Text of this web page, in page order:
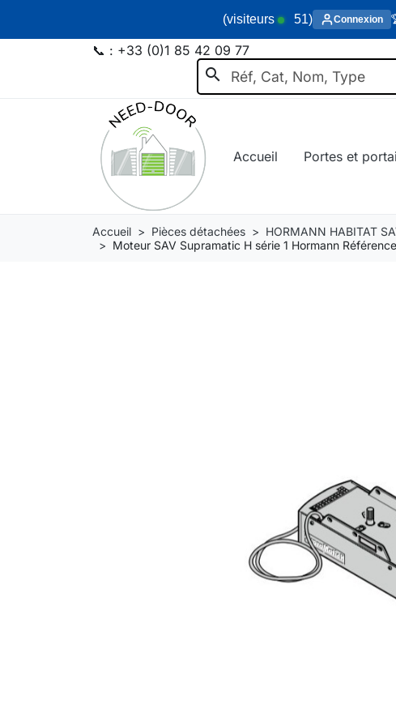
(visiteurs 51) Connexion
search
📞 : +33 (0)1 85 42 09 77
Accueil Portes et
Accueil Pièces détachées HORMANN HABITAT
Moteur SAV Supramatic H série 1 Hormann